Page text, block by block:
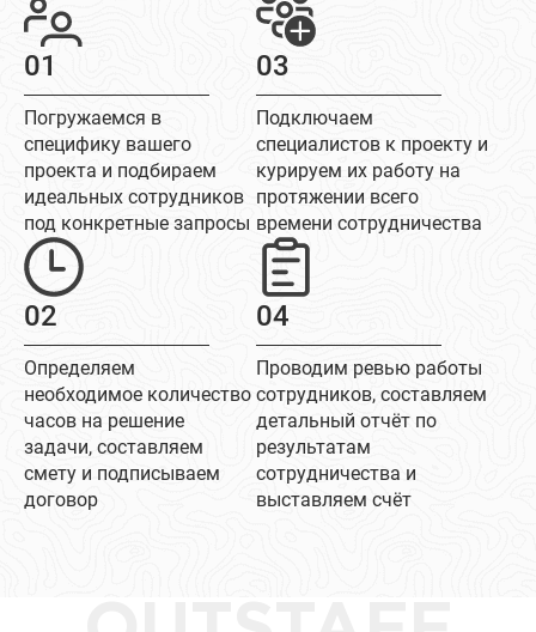
01
Погружаемся в
специфику вашего
проекта и подбираем
идеальных сотрудников
под конкретные запросы
03
Подключаем
специалистов к проекту и
курируем их работу на
протяжении всего
времени сотрудничества
02
Определяем
необходимое количество
часов на решение
задачи, составляем
смету и подписываем
договор
04
Проводим ревью работы
сотрудников, составляем
детальный отчёт по
результатам
сотрудничества и
выставляем счёт